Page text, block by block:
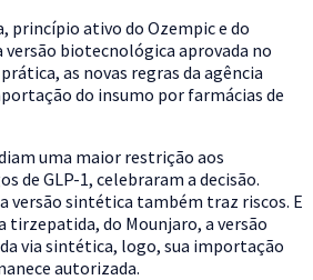
princípio ativo do Ozempic e do
versão biotecnológica aprovada no
as novas regras da agência
do insumo por farmácias de
uma maior restrição aos
de GLP-1, celebraram a decisão.
versão sintética também traz riscos. E
tirzepatida, do Mounjaro, a versão
via sintética, logo, sua importação
autorizada.